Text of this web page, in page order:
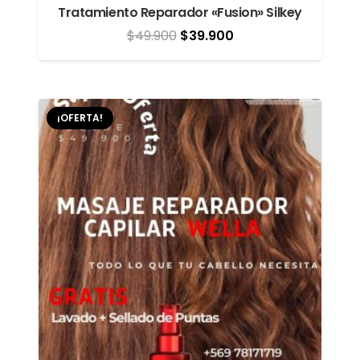
Tratamiento Reparador «Fusion» Silkey
$49.900 El
precio
era:
$49.900.
$39.900El
precio
es:
$39.900.
¡OFERTA!